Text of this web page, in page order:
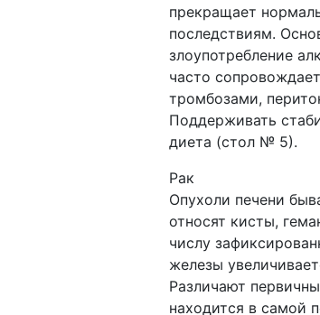
прекращает
последствиям.
злоупотребление
часто
тромбозами,
Поддерживать
диета (стол № 5).
Рак
Опухоли печени
относят кисты,
числу
железы
Различают
находится в самой